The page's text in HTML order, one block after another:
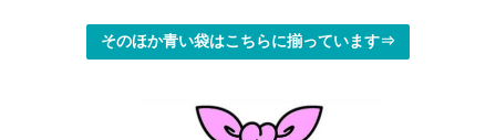
そのほか青い袋はこちらに揃っています⇒